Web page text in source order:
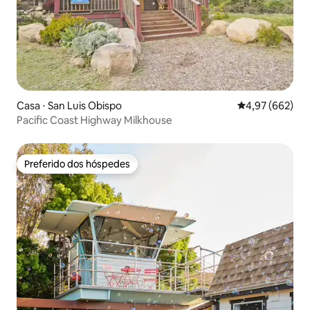
Casa ⋅ San Luis Obispo 4,97 de uma
4,97 (662)
Pacific Coast Highway Milkhouse
Preferido dos hóspedes
Preferido dos hóspedes